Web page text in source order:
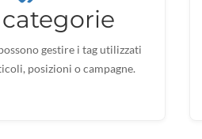
gestire i tag utilizzati
posizioni o campagne.